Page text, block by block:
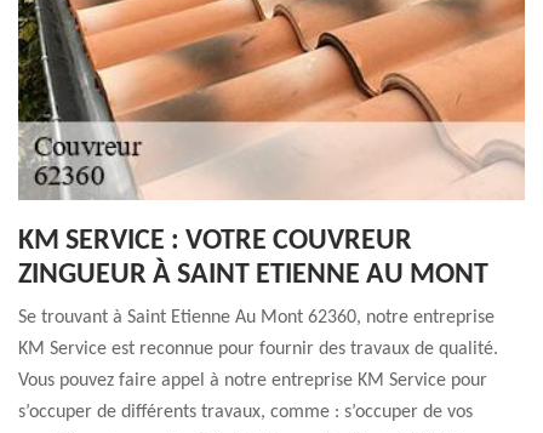
KM SERVICE : VOTRE COUVREUR
ZINGUEUR À SAINT ETIENNE AU MONT
Se trouvant à Saint Etienne Au Mont 62360, notre entreprise
KM Service est reconnue pour fournir des travaux de qualité.
Vous pouvez faire appel à notre entreprise KM Service pour
s’occuper de différents travaux, comme : s’occuper de vos